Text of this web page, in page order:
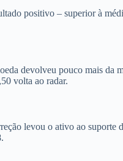
positivo – superior à
devolveu pouco mais da
volta ao radar.
levou o ativo ao suporte